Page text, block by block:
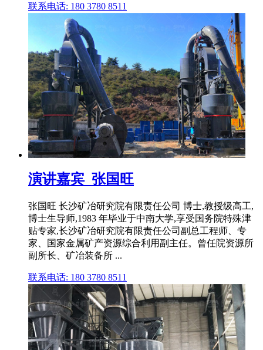
联系电话: 180 3780 8511
演讲嘉宾_张国旺
张国旺 长沙矿冶研究院有限责任公司 博士,教授级高工,
博士生导师,1983 年毕业于中南大学,享受国务院特殊津
贴专家,长沙矿冶研究院有限责任公司副总工程师、专
家、国家金属矿产资源综合利用副主任。曾任院资源所
副所长、矿冶装备所 ...
联系电话: 180 3780 8511